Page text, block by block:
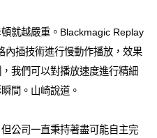
就越嚴重。Blackmagic Replay
內插技術進行慢動作播放，效果
我們可以對播放速度進行精細
間。山崎說道。
公司一直秉持著盡可能自主完